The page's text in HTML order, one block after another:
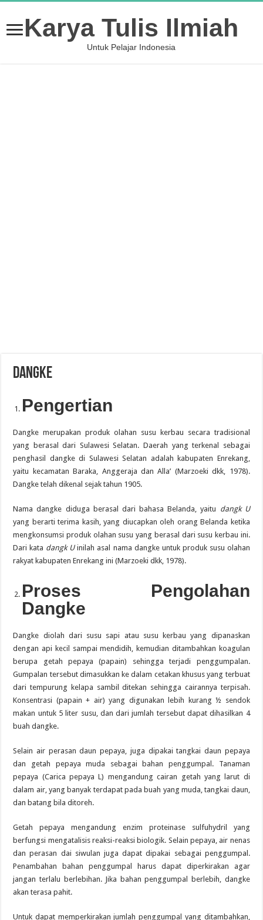
Karya Tulis Ilmiah
Untuk Pelajar Indonesia
Dangke
Pengertian
Dangke merupakan produk olahan susu kerbau secara tradisional
yang berasal dari Sulawesi Selatan. Daerah yang terkenal sebagai
penghasil dangke di Sulawesi Selatan adalah kabupaten Enrekang,
yaitu kecamatan Baraka, Anggeraja dan Alla’ (Marzoeki dkk, 1978).
Dangke telah dikenal sejak tahun 1905.
Nama dangke diduga berasal dari bahasa Belanda, yaitu dangk U
yang berarti terima kasih, yang diucapkan oleh orang Belanda ketika
mengkonsumsi produk olahan susu yang berasal dari susu kerbau ini.
Dari kata dangk Uinilah asal nama dangke untuk produk susu olahan
rakyat kabupaten Enrekang ini (Marzoeki dkk, 1978).
Proses Pengolahan
Dangke
Dangke diolah dari susu sapi atau susu kerbau yang dipanaskan
dengan api kecil sampai mendidih, kemudian ditambahkan koagulan
berupa getah pepaya (papain) sehingga terjadi penggumpalan.
Gumpalan tersebut dimasukkan ke dalam cetakan khusus yang terbuat
dari tempurung kelapa sambil ditekan sehingga cairannya terpisah.
Konsentrasi (papain + air) yang digunakan lebih kurang ½ sendok
makan untuk 5 liter susu, dan dari jumlah tersebut dapat dihasilkan 4
buah dangke.
Selain air perasan daun pepaya, juga dipakai tangkai daun pepaya
dan getah pepaya muda sebagai bahan penggumpal. Tanaman
pepaya (Carica pepaya L) mengandung cairan getah yang larut di
dalam air, yang banyak terdapat pada buah yang muda, tangkai daun,
dan batang bila ditoreh.
Getah pepaya mengandung enzim proteinase sulfuhydril yang
berfungsi mengatalisis reaksi-reaksi biologik. Selain pepaya, air nenas
dan perasan dai siwulan juga dapat dipakai sebagai penggumpal.
Penambahan bahan penggumpal harus dapat diperkirakan agar
jangan terlalu berlebihan. Jika bahan penggumpal berlebih, dangke
akan terasa pahit.
Untuk dapat memperkirakan jumlah penggumpal yang ditambahkan,